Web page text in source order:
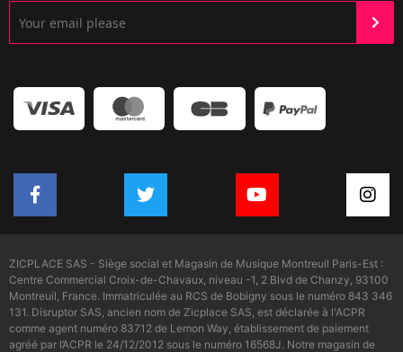
ZICPLACE SAS - Siège social et Magasin de Musique Montreuil Paris-Est :
Centre Commercial Croix-de-Chavaux, niveau -1, 2 Blvd de Chanzy, 93100
Montreuil, France. Immatriculée au RCS de Bobigny sous le numéro 843 346
131. Disruptor SAS, ancien nom de Zicplace SAS, est déclarée à l'ACPR
comme agent numéro 83712 de Lemon Way, établissement de paiement
agréé par l’ACPR le 24/12/2012 sous le numéro 16568J. Notre magasin de